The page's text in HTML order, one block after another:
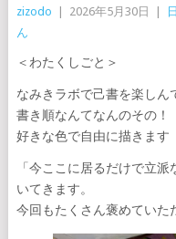
zizodo 2026年5月30日
ん
＜わたくしごと＞
なみきラボで己書を楽しん
書き順なんてなんのその！
好きな色で自由に描きます
「今ここに居るだけで立
いてきます。
今回もたくさん褒めていた